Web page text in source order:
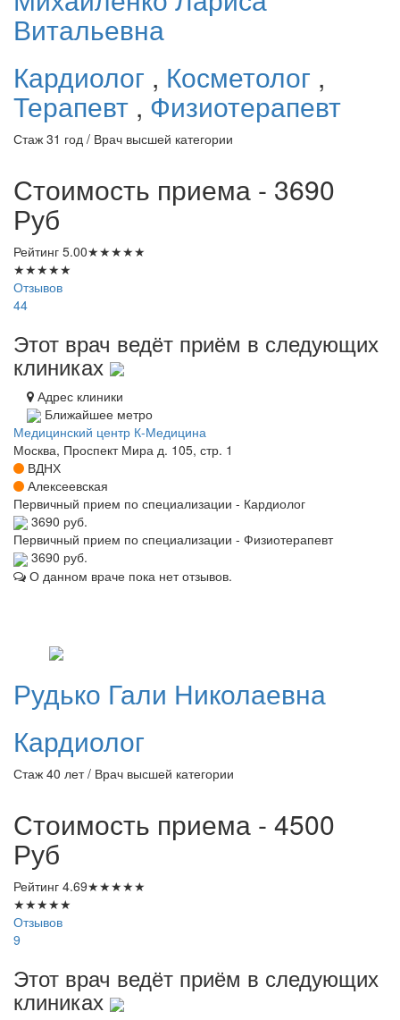
Витальевна
Кардиолог , Косметолог ,
Терапевт , Физиотерапевт
Стаж 31 год / Врач высшей категории
Стоимость приема - 3690
Руб
Рейтинг 5.00★★★★★
★★★★★
Отзывов
44
Этот врач ведёт приём в следующих
клиниках
Адрес клиники
Ближайшее метро
Медицинский центр К-Медицина
Москва, Проспект Мира д. 105, стр. 1
ВДНХ
Алексеевская
Первичный прием по специализации - Кардиолог
3690 руб.
Первичный прием по специализации - Физиотерапевт
3690 руб.
О данном враче пока нет отзывов.
Рудько Гали Николаевна
Кардиолог
Стаж 40 лет / Врач высшей категории
Стоимость приема - 4500
Руб
Рейтинг 4.69★★★★★
★★★★★
Отзывов
9
Этот врач ведёт приём в следующих
клиниках